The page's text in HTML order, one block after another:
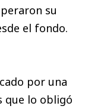
su
el fondo.
por una
que lo obligó